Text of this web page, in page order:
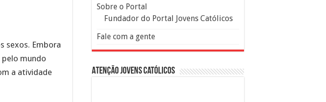
sexos. Embora
mundo
a atividade
Sobre o Portal
Fundador do Portal Jovens Católicos
Fale com a gente
Atenção Jovens Católicos